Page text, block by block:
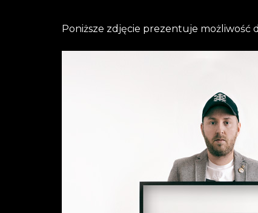
Poniższe zdjęcie prezentuje możliwość